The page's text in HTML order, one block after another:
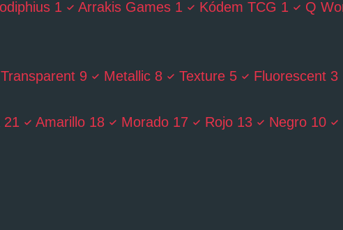
1 Arrakis Games 1 Kódem TCG 1 Q
Transparent 9 Metallic 8 Texture 5 Fluorescent 3
21 Amarillo 18 Morado 17 Rojo 13 Negro 10